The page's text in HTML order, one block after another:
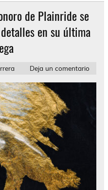
de Plainride se
en su última
Deja un comentario